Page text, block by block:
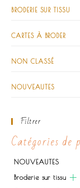
BRODERIE SUR TISSU
CARTES À BRODER
NON CLASSÉ
NOUVEAUTES
Filtrer
Catégories de
NOUVEAUTES
Broderie sur tissu